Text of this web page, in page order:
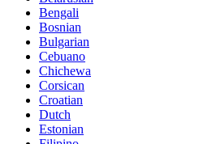
Bengali
Bosnian
Bulgarian
Cebuano
Chichewa
Corsican
Croatian
Dutch
Estonian